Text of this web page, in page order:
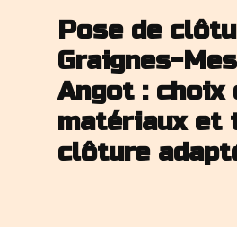
Pose de
Graignes-
Angot : choix
matériaux et
clôture